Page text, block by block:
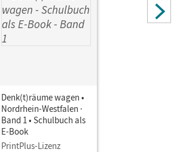
Denk(t)räume wagen •
Nordrhein-Westfalen ·
Band 1 • Schulbuch als
E-Book
PrintPlus-Lizenz